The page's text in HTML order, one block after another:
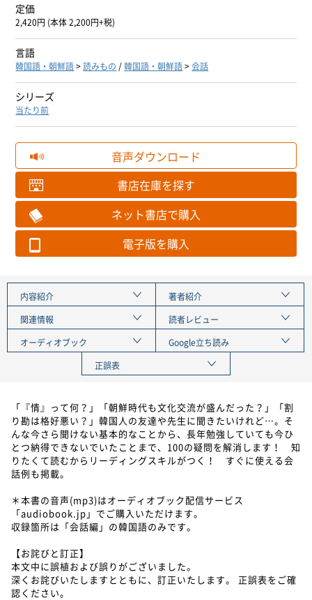
定価
2,420円 (本体 2,200円+税)
言語
韓国語・朝鮮語>読みもの /韓国語・朝鮮語>会話
シリーズ
当たり前
音声ダウンロード
書店在庫を探す
ネット書店で購入
電子版を購入
内容紹介
著者紹介
関連情報
読者レビュー
オーディオブック
Google立ち読み
正誤表
「『情』って何？」「朝鮮時代も文化交流が盛んだった？」「割
り勘は格好悪い？」韓国人の友達や先生に聞きたいけれど…。そ
んな今さら聞けない基本的なことから、長年勉強していても今ひ
とつ納得できないでいたことまで、100の疑問を解消します！ 知
りたくて読むからリーディングスキルがつく！ すぐに使える会
話例も掲載。
＊本書の音声(mp3)はオーディオブック配信サービス
「audiobook.jp」でご購入いただけます。
収録箇所は「会話編」の韓国語のみです。
【お詫びと訂正】
本文中に誤植および誤りがございました。
深くお詫びいたしますとともに、訂正いたします。 正誤表をご確
認ください。